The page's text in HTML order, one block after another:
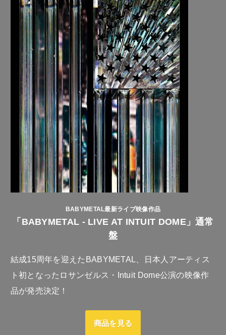
BABYMETAL最新ライブ映像作品
「BABYMETAL - LIVE AT INTUIT DOME」通常
盤
結成15周年を迎えたBABYMETAL、日本人アーティス
ト初となったロサンゼルス・Intuit Dome公演の映像作
品が発売決定！
商品を見る